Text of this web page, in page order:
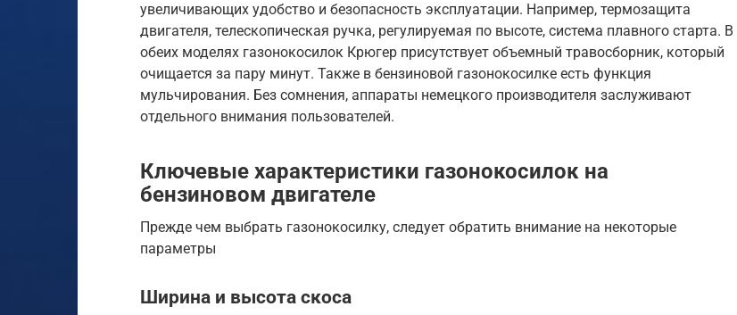
увеличивающих удобство и безопасность эксплуатации. Например, термозащита
двигателя, телескопическая ручка, регулируемая по высоте, система плавного старта. В
обеих моделях газонокосилок Крюгер присутствует объемный травосборник, который
очищается за пару минут. Также в бензиновой газонокосилке есть функция
мульчирования. Без сомнения, аппараты немецкого производителя заслуживают
отдельного внимания пользователей.
Ключевые характеристики газонокосилок на
бензиновом двигателе
Прежде чем выбрать газонокосилку, следует обратить внимание на некоторые
параметры
Ширина и высота скоса